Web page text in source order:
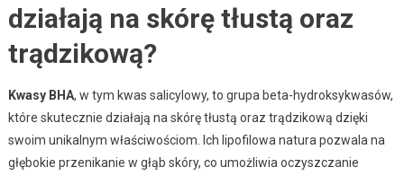
działają na skórę tłustą oraz
trądzikową?
Kwasy BHA, w tym kwas salicylowy, to grupa beta-hydroksykwasów,
które skutecznie działają na skórę tłustą oraz trądzikową dzięki
swoim unikalnym właściwościom. Ich lipofilowa natura pozwala na
głębokie przenikanie w głąb skóry, co umożliwia oczyszczanie